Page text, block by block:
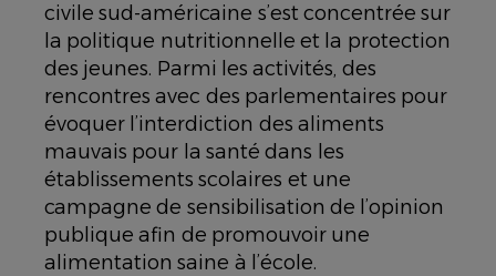
civile sud-américaine s’est concentrée sur
la politique nutritionnelle et la protection
des jeunes. Parmi les activités, des
rencontres avec des parlementaires pour
évoquer l’interdiction des aliments
mauvais pour la santé dans les
établissements scolaires et une
campagne de sensibilisation de l’opinion
publique afin de promouvoir une
alimentation saine à l’école.